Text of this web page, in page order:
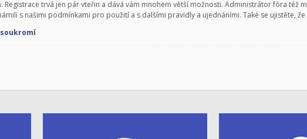
Registrace trvá jen pár vteřin a dává vám mnohem větší možnosti. Administrátor fóra též
s našimi podmínkami pro použití a s dalšími pravidly a ujednáními. Také se ujistěte,